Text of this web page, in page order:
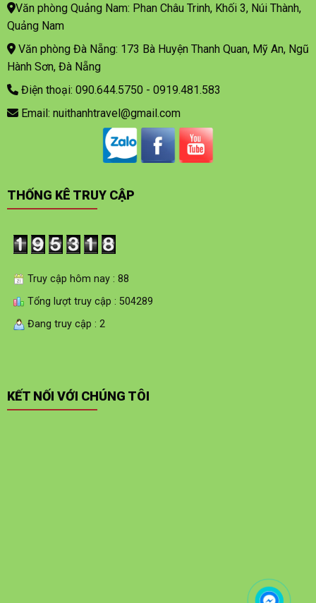
Văn phòng Quảng Nam: Phan Châu Trinh, Khối 3, Núi Thành,
Quảng Nam
Văn phòng Đà Nẵng: 173 Bà Huyện Thanh Quan, Mỹ An, Ngũ
Hành Sơn, Đà Nẵng
Điện thoại: 090.644.5750 - 0919.481.583
Email: nuithanhtravel@gmail.com
THỐNG KÊ TRUY CẬP
Truy cập hôm nay : 88
Tổng lượt truy cập : 504289
Đang truy cập : 2
KẾT NỐI VỚI CHÚNG TÔI